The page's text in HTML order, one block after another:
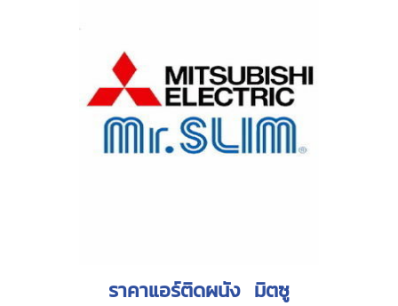
ราคาแอร์ติดผนัง มิตซู